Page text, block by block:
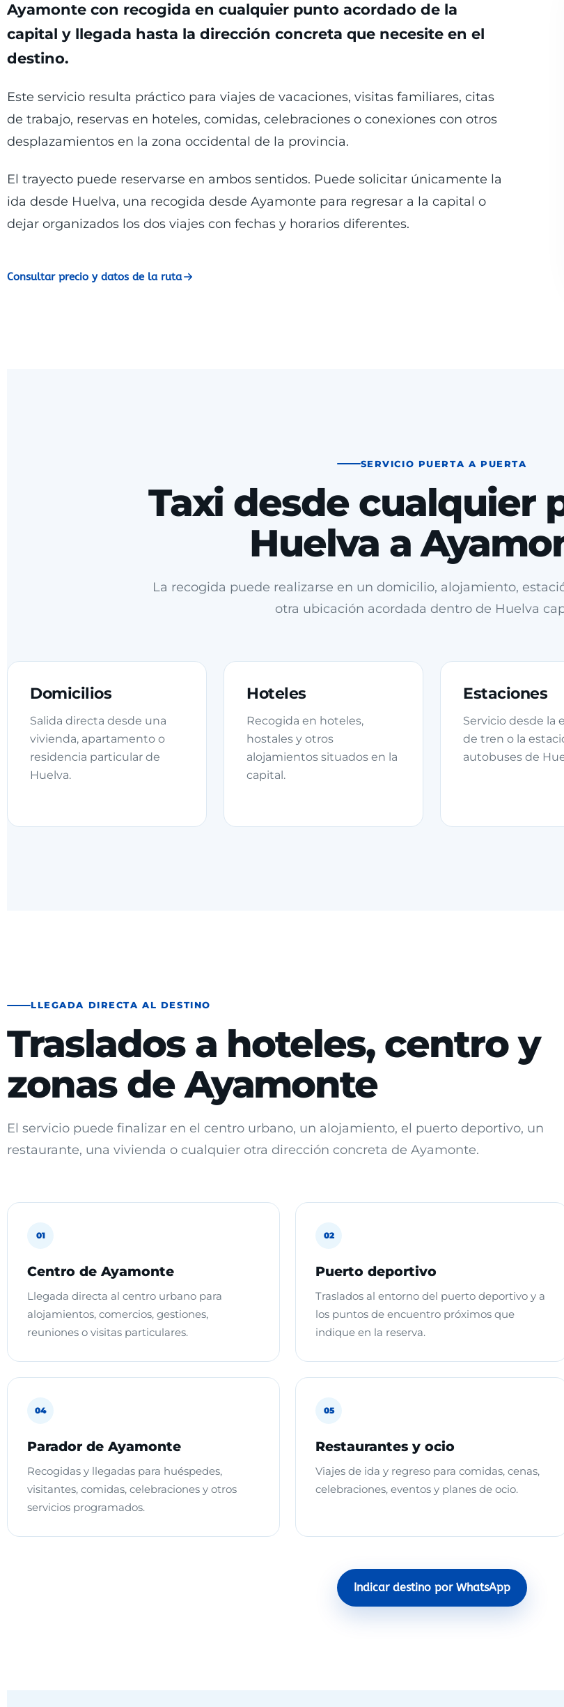
Ayamonte con recogida en cualquier punto acordado de la
capital y llegada hasta la dirección concreta que necesite en el
destino.
Este servicio resulta práctico para viajes de vacaciones, visitas familiares, citas
de trabajo, reservas en hoteles, comidas, celebraciones o conexiones con otros
desplazamientos en la zona occidental de la provincia.
El trayecto puede reservarse en ambos sentidos. Puede solicitar únicamente la
ida desde Huelva, una recogida desde Ayamonte para regresar a la capital o
dejar organizados los dos viajes con fechas y horarios diferentes.
Consultar precio y datos de la ruta
SERVICIO PUERTA A PUERTA
Taxi desde cualquier
Huelva a
La recogida puede realizarse en un domicilio, alojamiento,
otra ubicación acordada dentro de Huelva
Domicilios
Salida directa desde una
vivienda, apartamento o
residencia particular de
Huelva.
Hoteles
Recogida en hoteles,
hostales y otros
alojamientos situados en la
capital.
Estaciones
Servicio desde la
de tren o la
autobuses de
LLEGADA DIRECTA AL DESTINO
Traslados a hoteles, centro y
zonas de Ayamonte
El servicio puede finalizar en el centro urbano, un alojamiento, el puerto deportivo, un
restaurante, una vivienda o cualquier otra dirección concreta de Ayamonte.
01
Centro de Ayamonte
Llegada directa al centro urbano para
alojamientos, comercios, gestiones,
reuniones o visitas particulares.
02
Puerto deportivo
Traslados al entorno del puerto deportivo y a
los puntos de encuentro próximos que
indique en la reserva.
04
Parador de Ayamonte
Recogidas y llegadas para huéspedes,
visitantes, comidas, celebraciones y otros
servicios programados.
05
Restaurantes y ocio
Viajes de ida y regreso para comidas, cenas,
celebraciones, eventos y planes de ocio.
Indicar destino por WhatsApp